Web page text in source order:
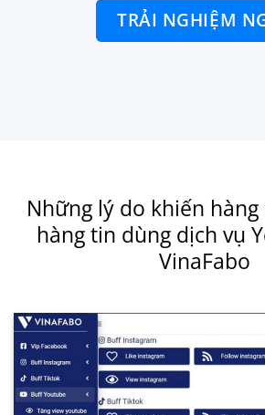
TRẢI NGHIỆM
Những lý do khiến
hàng tin dùng dịch vụ
VinaFabo